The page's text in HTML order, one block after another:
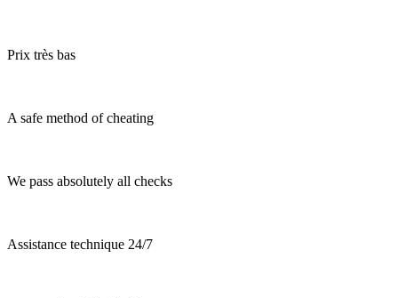
Prix très bas
A safe method of cheating
We pass absolutely all checks
Assistance technique 24/7